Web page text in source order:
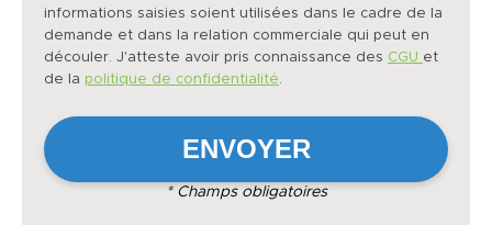
informations saisies soient utilisées dans le cadre de la
demande et dans la relation commerciale qui peut en
découler. J'atteste avoir pris connaissance des CGU et
de la politique de confidentialité.
* Champs obligatoires